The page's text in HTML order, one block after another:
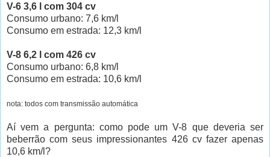
V-6 3,6 l com 304 cv
Consumo urbano: 7,6 km/l
Consumo em estrada: 12,3 km/l
V-8 6,2 l com 426 cv
Consumo urbano: 6,8 km/l
Consumo em estrada: 10,6 km/l
nota: todos com transmissão automática
Aí vem a pergunta: como pode um V-8 que deveria ser
beberrão com seus impressionantes 426 cv fazer apenas
10,6 km/l?